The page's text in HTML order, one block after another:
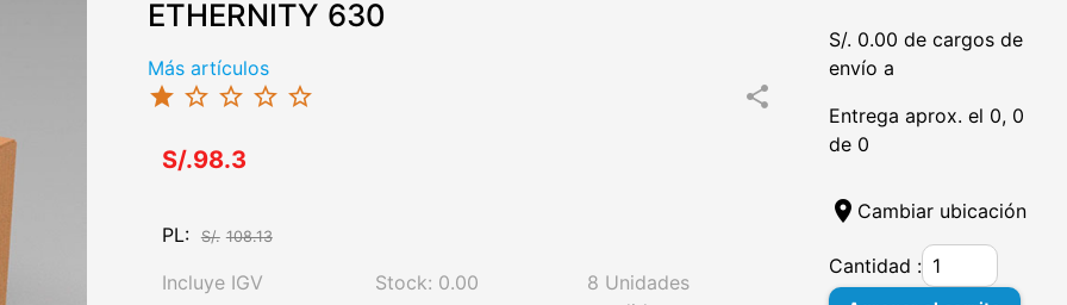
ETHERNITY 630
Más artículos
star star_border star_border star_border star_border share
S/.98.3
PL: S/. 108.13
Incluye IGV Stock: 0.00
8 Unidades
S/. 0.00 de cargos de
envío a
Entrega aprox. el 0, 0
de 0
location_on Cambiar ubicación
Cantidad :